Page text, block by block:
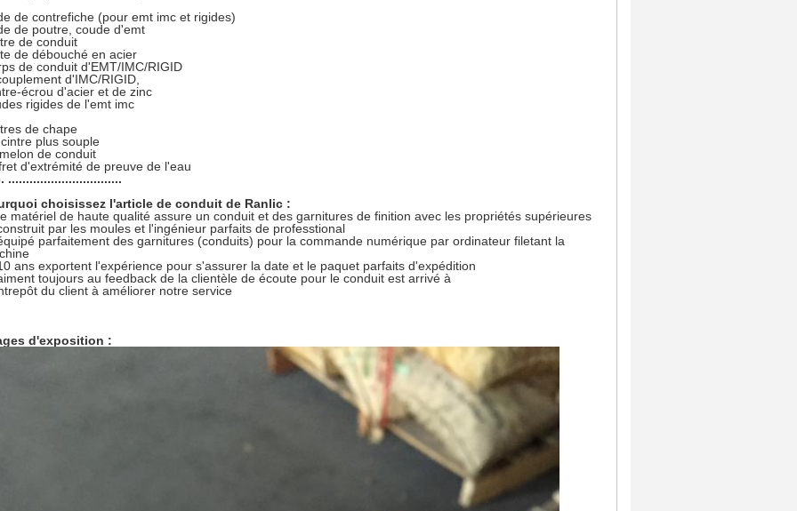
de contrefiche (pour emt imc et rigides)
de poutre, coude d'emt
de conduit
de débouché en acier
de conduit d'EMT/IMC/RIGID
d'IMC/RIGID,
écrou d'acier et de zinc
rigides de l'emt imc
de chape
plus souple
de conduit
d'extrémité de preuve de l'eau
................................
choisissez l'article de conduit de Ranlic :
matériel de haute qualité assure un conduit et des garnitures de finition avec les propriétés supérieures
par les moules et l'ingénieur parfaits de professtional
parfaitement des garnitures (conduits) pour la commande numérique par ordinateur filetant la
ans exportent l'expérience pour s'assurer la date et le paquet parfaits d'expédition
toujours au feedback de la clientèle de écoute pour le conduit est arrivé à
du client à améliorer notre service
d'exposition :